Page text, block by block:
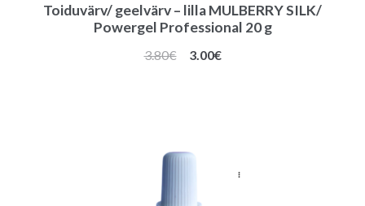
Toiduvärv/ geelvärv – lilla MULBERRY SILK/
Powergel Professional 20 g
3.80€
Algne
3.00€Praegune